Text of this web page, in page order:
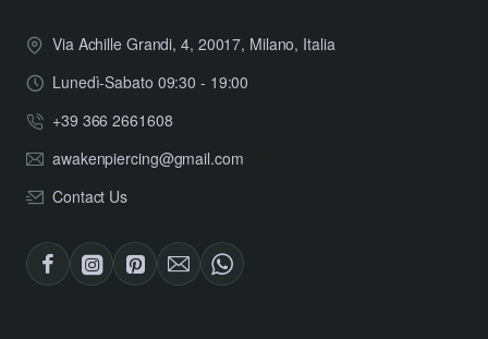
Via Achille Grandi, 4, 20017, Milano, Italia
Lunedì-Sabato 09:30 - 19:00
+39 366 2661608
awakenpiercing@gmail.com
Contact Us